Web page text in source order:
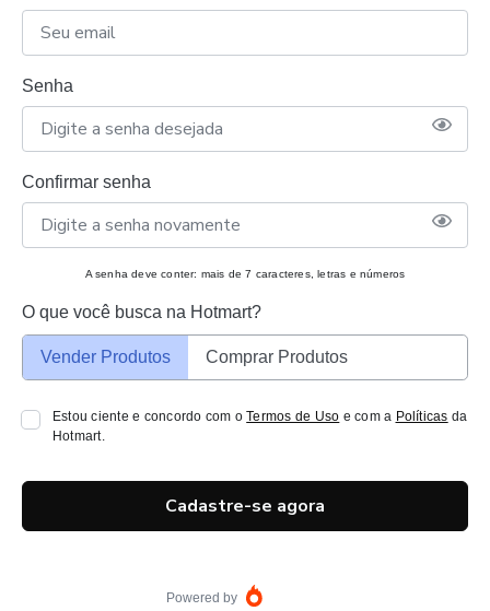
Senha
Confirmar senha
A senha deve conter: mais de 7 caracteres, letras e números
O que você busca na Hotmart?
Vender Produtos Comprar Produtos
Estou ciente e concordo com oTermos de Uso e com a Políticas da
Hotmart.
Cadastre-se agora
Powered by